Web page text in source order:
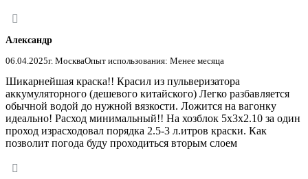
Александр
06.04.2025г. МоскваОпыт использования: Менее месяца
Шикарнейшая краска!! Красил из пульверизатора
аккумуляторного (дешевого китайского) Легко разбавляется
обычной водой до нужной вязкости. Ложится на вагонку
идеально! Расход минимальный!! На хозблок 5х3х2.10 за один
проход израсходовал порядка 2.5-3 л.итров краски. Как
позволит погода буду проходиться вторым слоем